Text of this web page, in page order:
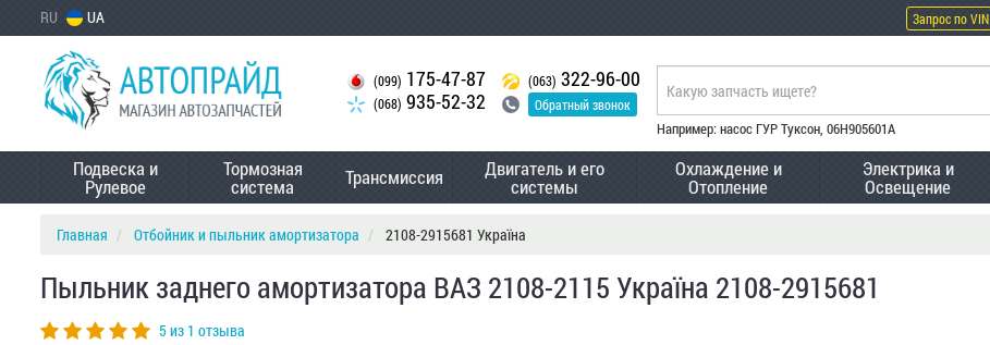
RU UA Запрос по VIN
(099) 175-47-87
(068) 935-52-32
(063) 322-96-00
Обратный звонок
Например: насос ГУР Туксон, 06H905601A
Подвеска и
Рулевое
Тормозная
система Трансмиссия Двигатель и его
системы
Охлаждение и
Отопление
Электрика и
Освещение
Главная Отбойник и пыльник амортизатора 2108-2915681 Україна
Пыльник заднего амортизатора ВАЗ 2108-2115 Україна 2108-2915681
5 из 1 отзыва